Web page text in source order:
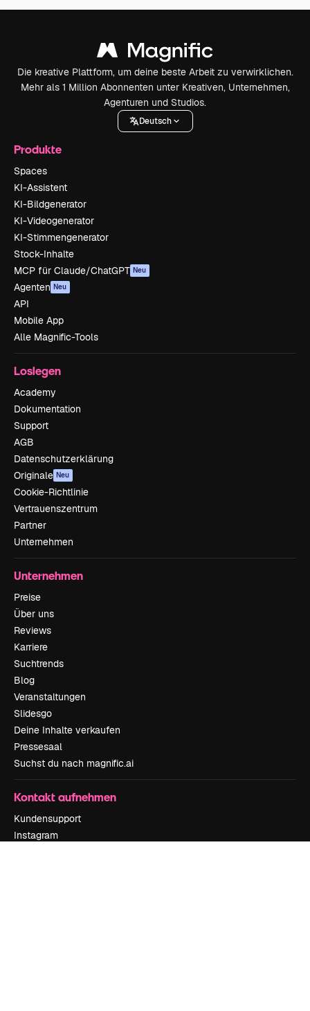
Die kreative Plattform, um deine beste Arbeit zu verwirklichen.
Mehr als 1 Million Abonnenten unter Kreativen, Unternehmen,
Agenturen und Studios.
Deutsch
Produkte
Spaces
KI-Assistent
KI-Bildgenerator
KI-Videogenerator
KI-Stimmengenerator
Stock-Inhalte
MCP für Claude/ChatGPT Neu
Agenten Neu
API
Mobile App
Alle Magnific-Tools
Loslegen
Academy
Dokumentation
Support
AGB
Datenschutzerklärung
Originale Neu
Cookie-Richtlinie
Vertrauenszentrum
Partner
Unternehmen
Unternehmen
Preise
Über uns
Reviews
Karriere
Suchtrends
Blog
Veranstaltungen
Slidesgo
Deine Inhalte verkaufen
Pressesaal
Suchst du nach magnific.ai
Kontakt aufnehmen
Kundensupport
Instagram